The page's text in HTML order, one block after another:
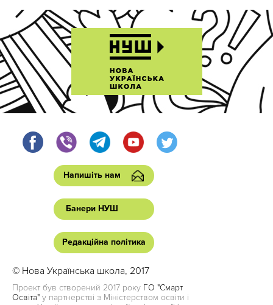
Напишіть нам
Банери НУШ
Редакційна політика
© Нова Українська школа, 2017
Проект був створений 2017 року ГО "Смарт
Освіта" у партнерстві з Міністерством освіти і